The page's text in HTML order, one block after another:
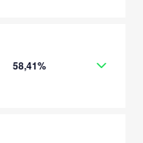
58,41%